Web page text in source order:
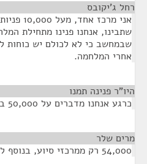
רחל ג'יקובס
אני
שתבינו, אנחנו פנינו מתחילת
שבמחשב כי לא לכולם יש כוחות
אחרי המלחמה.
היו"ר פנינה תמנו
כרגע אנחנו מדברים על 50,000 בשנה?
מרים שלר
54,000 רק ממרכזי סיוע, בנוסף לזה יש עוד.